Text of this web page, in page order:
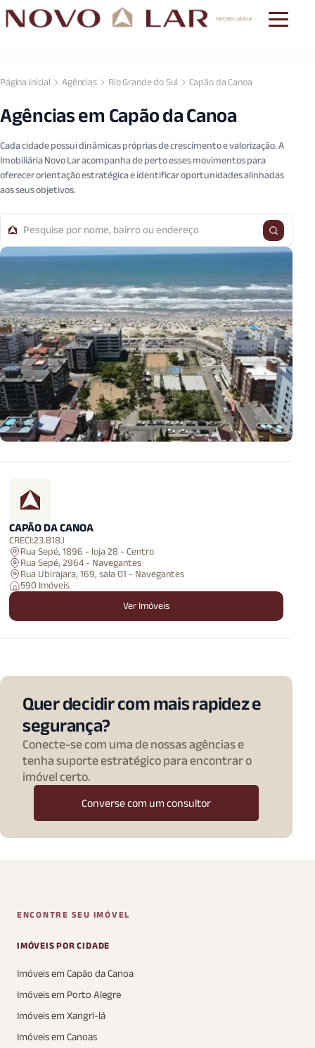
Página Inicial Agências Rio Grande do Sul Capão da Canoa
Agências em Capão da Canoa
Cada cidade possui dinâmicas próprias de crescimento e valorização. A
Imobiliária Novo Lar acompanha de perto esses movimentos para
oferecer orientação estratégica e identificar oportunidades alinhadas
aos seus objetivos.
CAPÃO DA CANOA
CRECI:23.818J
Rua Sepé, 1896 - loja 28 - Centro
Rua Sepé, 2964 - Navegantes
Rua Ubirajara, 169, sala 01 - Navegantes
590 Imóveis
Ver Imóveis
Quer decidir com mais rapidez e
segurança?
Conecte-se com uma de nossas agências e
tenha suporte estratégico para encontrar o
imóvel certo.
Converse com um consultor
ENCONTRE SEU IMÓVEL
IMÓVEIS POR CIDADE
Imóveis em Capão da Canoa
Imóveis em Porto Alegre
Imóveis em Xangri-lá
Imóveis em Canoas